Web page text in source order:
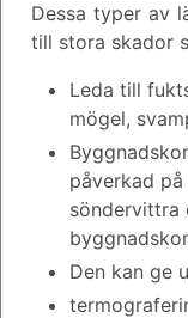
Dessa typer av
till stora skador
Leda till
mögel,
påverkad
söndervittra
Den kan ge